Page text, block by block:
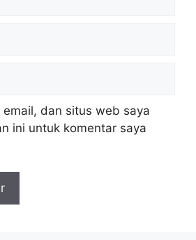
email, dan situs web saya
ini untuk komentar saya